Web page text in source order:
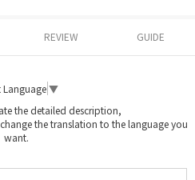
REVIEW GUIDE
Language ▼
the detailed description,
the translation to the language you
want.